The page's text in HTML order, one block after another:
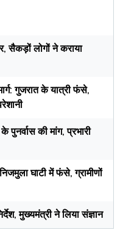
सैकड़ों लोगों ने कराया
गुजरात के यात्री फंसे,
के पुनर्वास की मांग, प्रभारी
घाटी में फंसे, ग्रामीणों
मुख्यमंत्री ने लिया संज्ञान